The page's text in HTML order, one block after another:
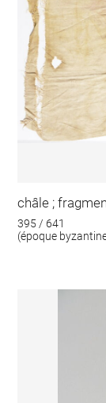
châle ;
395 / 641
(époque